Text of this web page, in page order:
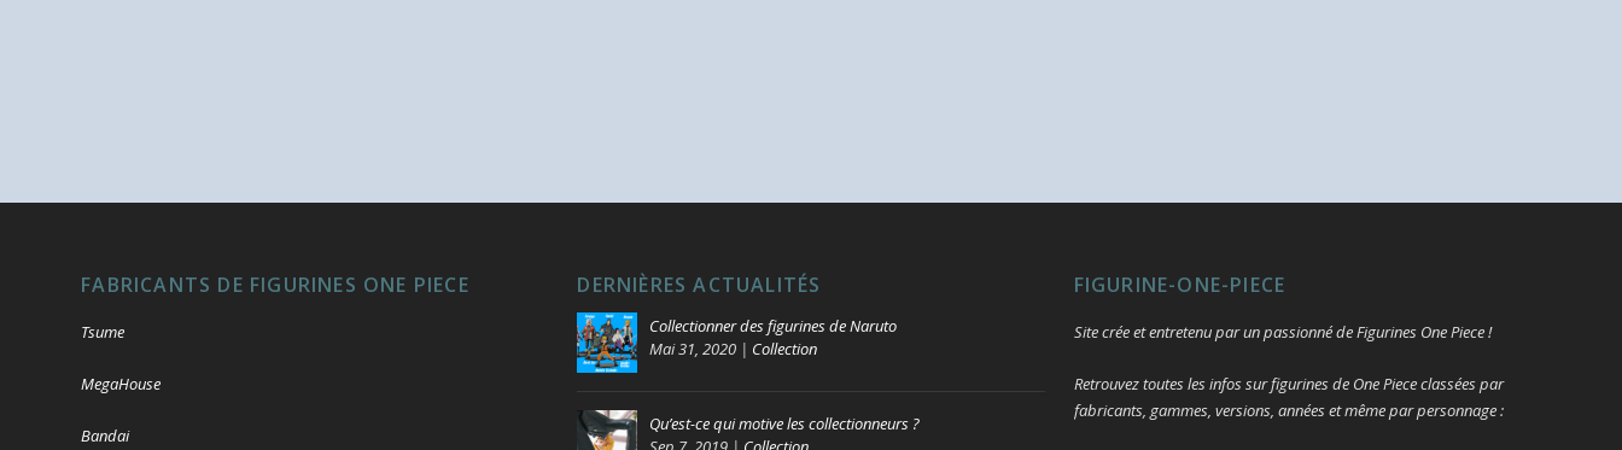
FABRICANTS DE FIGURINES ONE PIECE
Tsume
MegaHouse
Bandai
DERNIÈRES ACTUALITÉS
Collectionner des figurines de Naruto
Mai 31, 2020 | Collection
Qu’est-ce qui motive les collectionneurs ?
FIGURINE-ONE-PIECE
Site crée et entretenu par un passionné de Figurines One Piece !
Retrouvez toutes les infos sur figurines de One Piece classées par
fabricants, gammes, versions, années et même par personnage :